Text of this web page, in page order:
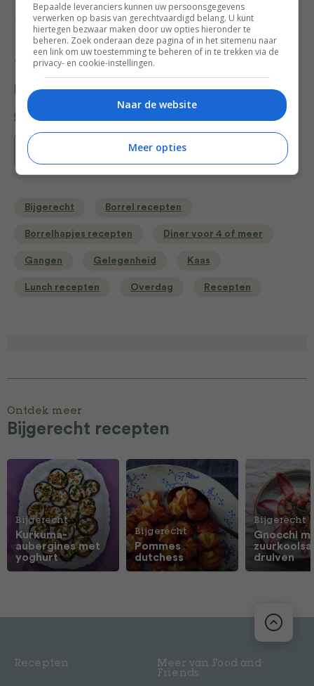
Credits: Productie & styling Marian Flint – Fotografie
Willem Groeneveld – Receptuur & foodstyling Jankees
Roggeveen
Deel dit recept
Bewaar recept
Bijgerecht Borrel recepten
Borrelhapjes recepten Diner voor 4 of meer
Gangen Gelegenheid Kaas
Lunch recepten Overdag Recepten
Ontdek meer
Bijgerecht recepten
Bijgerecht
Kurkuma-
aubergines met
yoghurt
Bijgerecht
Pommes
dutchess
Bijgerecht
Gnocchi
druiven
Recepten
Meer van Food and
Friends
Bepaalde leveranciers kunnen uw persoonsgegevens
verwerken op basis van gerechtvaardigd belang. U kunt
hiertegen bezwaar maken door uw opties hieronder te
beheren. Zoek onderaan deze pagina of in het sitemenu naar
een link om uw toestemming te beheren of in te trekken via de
privacy- en cookie-instellingen.
Naar de website
Meer opties